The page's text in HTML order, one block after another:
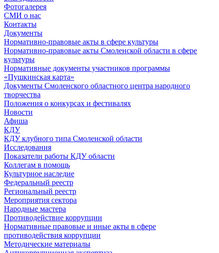
Фотогалерея
СМИ о нас
Контакты
Документы
Нормативно-правовые акты в сфере культуры
Нормативно-правовые акты Смоленской области в сфере
культуры
Нормативные документы участников программы
«Пушкинская карта»
Документы Смоленского областного центра народного
творчества
Положения о конкурсах и фестивалях
Новости
Афиша
КДУ
КДУ клубного типа Смоленской области
Исследования
Показатели работы КДУ области
Коллегам в помощь
Культурное наследие
Федеральный реестр
Региональный реестр
Мероприятия сектора
Народные мастера
Противодействие коррупции
Нормативные правовые и иные акты в сфере
противодействия коррупции
Методические материалы